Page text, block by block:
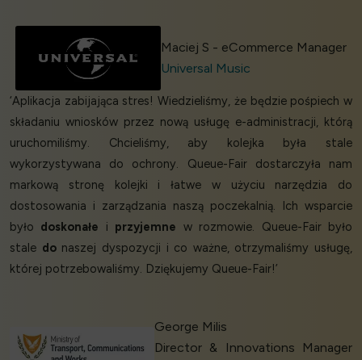
Maciej S - eCommerce Manager
Universal Music
‘Aplikacja zabijająca stres! Wiedzieliśmy, że będzie pośpiech w
składaniu wniosków przez nową usługę e-administracji, którą
uruchomiliśmy. Chcieliśmy, aby kolejka była stale
wykorzystywana do ochrony. Queue-Fair dostarczyła nam
markową stronę kolejki i łatwe w użyciu narzędzia do
dostosowania i zarządzania naszą poczekalnią. Ich wsparcie
było doskonałe i przyjemne w rozmowie. Queue-Fair było
stale donaszej dyspozycji i co ważne, otrzymaliśmy usługę,
której potrzebowaliśmy. Dziękujemy Queue-Fair!’
George Milis
Director & Innovations Manager